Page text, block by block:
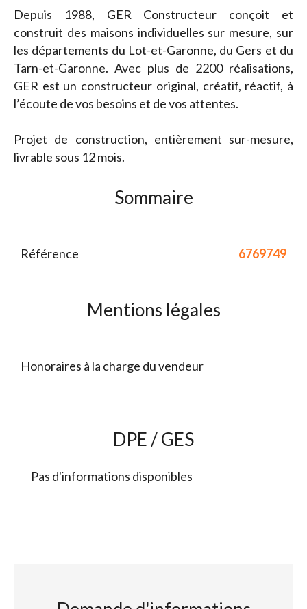
Depuis 1988, GER Constructeur conçoit et
construit des maisons individuelles sur mesure, sur
les départements du Lot-et-Garonne, du Gers et du
Tarn-et-Garonne. Avec plus de 2200 réalisations,
GER est un constructeur original, créatif, réactif, à
l’écoute de vos besoins et de vos attentes.
Projet de construction, entièrement sur-mesure,
livrable sous 12 mois.
Sommaire
Référence 6769749
Mentions légales
Honoraires à la charge du vendeur
DPE / GES
Pas d'informations disponibles